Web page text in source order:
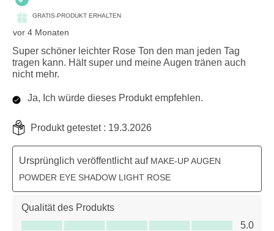
GRATIS-PRODUKT ERHALTEN
vor 4 Monaten
Super schöner leichter Rose Ton den man jeden Tag
tragen kann. Hält super und meine Augen tränen auch
nicht mehr.
Ja, Ich würde dieses Produkt empfehlen.
Produkt getestet : 19.3.2026
Ursprünglich veröffentlicht auf MAKE-UP AUGEN
POWDER EYE SHADOW LIGHT ROSE
Qualität des Produkts
Qualität des Produkts, 5.0 von 5
5.0